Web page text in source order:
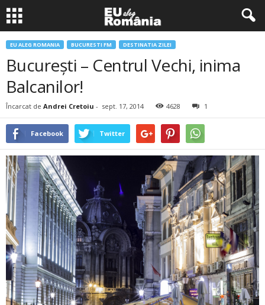
EU ALEG ROMANIA BUCURESTI FM DESTINATIA ZILEI
Bucureşti – Centrul Vechi, inima
Balcanilor!
Încarcat de Andrei Cretoiu - sept. 17, 2014 4628 1
Facebook Twitter